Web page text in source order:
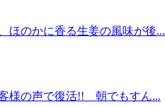
ほのかに香る生姜の風味が後...
様の声で復活!! 朝でもすん...